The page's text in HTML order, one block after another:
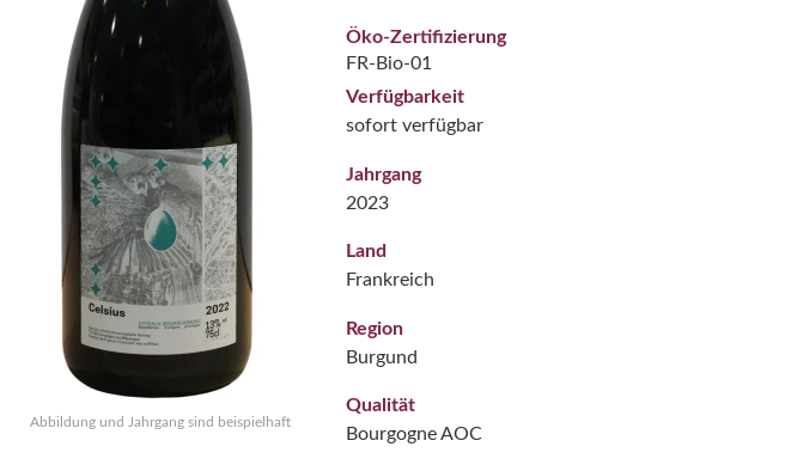
Abbildung und Jahrgang sind beispielhaft
Öko-Zertifizierung
FR-Bio-01
Verfügbarkeit
sofort verfügbar
Jahrgang
2023
Land
Frankreich
Region
Burgund
Qualität
Bourgogne AOC